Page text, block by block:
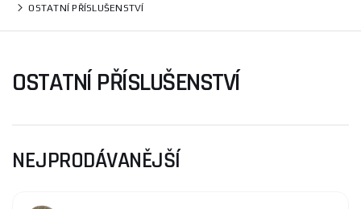
OSTATNÍ PŘÍSLUŠENSTVÍ
OSTATNÍ PŘÍSLUŠENSTVÍ
NEJPRODÁVANĚJŠÍ